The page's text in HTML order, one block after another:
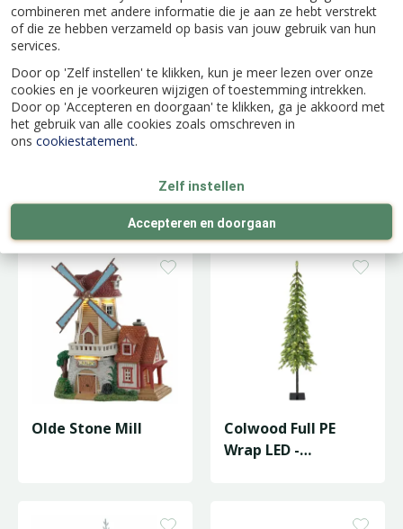
combineren met andere informatie die je aan ze hebt verstrekt
of die ze hebben verzameld op basis van jouw gebruik van hun
services.
Door op 'Zelf instellen' te klikken, kun je meer lezen over onze
cookies en je voorkeuren wijzigen of toestemming intrekken.
Door op 'Accepteren en doorgaan' te klikken, ga je akkoord met
het gebruik van alle cookies zoals omschreven in
ons cookiestatement.
Zelf instellen
Accepteren en doorgaan
Toy Making School Thicket Falls Cabin
Olde Stone Mill
Colwood Full PE
Wrap LED -